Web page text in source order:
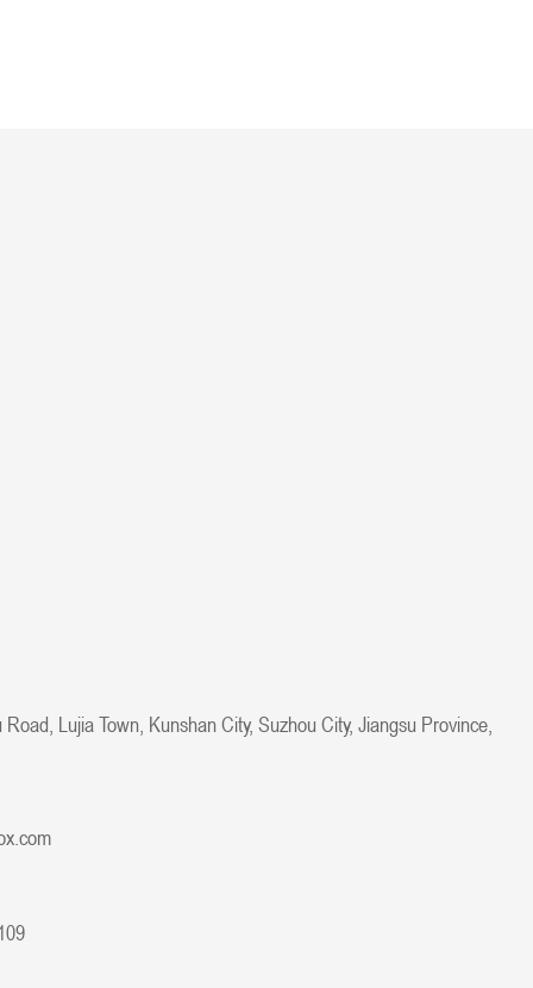
Lujia Town, Kunshan City, Suzhou City, Jiangsu Province,